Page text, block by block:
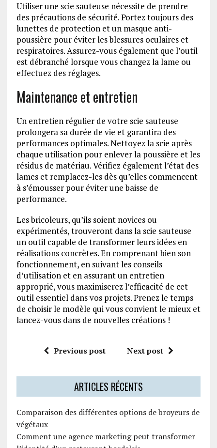
Utiliser une scie sauteuse nécessite de prendre
des précautions de sécurité. Portez toujours des
lunettes de protection et un masque anti-
poussière pour éviter les blessures oculaires et
respiratoires. Assurez-vous également que l’outil
est débranché lorsque vous changez la lame ou
effectuez des réglages.
Maintenance et entretien
Un entretien régulier de votre scie sauteuse
prolongera sa durée de vie et garantira des
performances optimales. Nettoyez la scie après
chaque utilisation pour enlever la poussière et les
résidus de matériau. Vérifiez également l’état des
lames et remplacez-les dès qu’elles commencent
à s’émousser pour éviter une baisse de
performance.
Les bricoleurs, qu’ils soient novices ou
expérimentés, trouveront dans la scie sauteuse
un outil capable de transformer leurs idées en
réalisations concrètes. En comprenant bien son
fonctionnement, en suivant les conseils
d’utilisation et en assurant un entretien
approprié, vous maximiserez l’efficacité de cet
outil essentiel dans vos projets. Prenez le temps
de choisir le modèle qui vous convient le mieux et
lancez-vous dans de nouvelles créations !
Previous post Next post
ARTICLES RÉCENTS
Comparaison des différentes options de broyeurs de
végétaux
Comment une agence marketing peut transformer